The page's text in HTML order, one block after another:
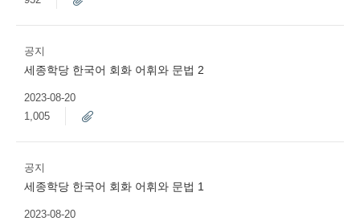
공지
세종학당 한국어 회화 어휘와 문법 2
2023-08-20
1,005
공지
세종학당 한국어 회화 어휘와 문법 1
2023-08-20